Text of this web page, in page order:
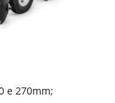
e 270mm​;